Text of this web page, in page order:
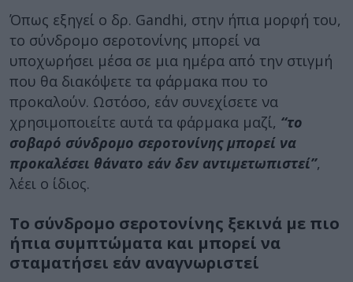
Όπως εξηγεί ο δρ. Gandhi, στην ήπια μορφή του,
το σύνδρομο σεροτονίνης μπορεί να
υποχωρήσει μέσα σε μια ημέρα από την στιγμή
που θα διακόψετε τα φάρμακα που το
προκαλούν. Ωστόσο, εάν συνεχίσετε να
χρησιμοποιείτε αυτά τα φάρμακα μαζί, “το
σοβαρό σύνδρομο σεροτονίνης μπορεί να
προκαλέσει θάνατο εάν δεν αντιμετωπιστεί”,
λέει ο ίδιος.
Το σύνδρομο σεροτονίνης ξεκινά με πιο
ήπια συμπτώματα και μπορεί να
σταματήσει εάν αναγνωριστεί